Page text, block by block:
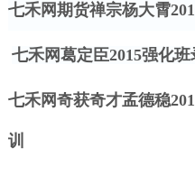
七禾网期货禅宗杨大霄
七禾网葛定臣2015强化班
七禾网奇获奇才孟德稳
训